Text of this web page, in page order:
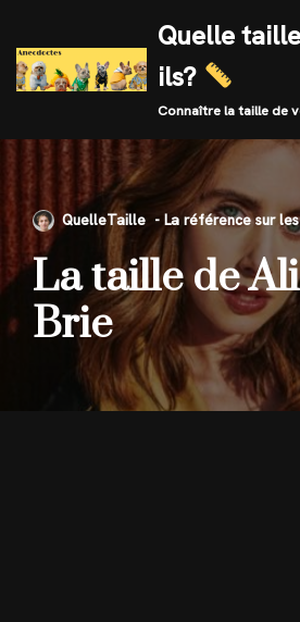
Skip
to
Quelle
ils?
Connaître la taille de
QuelleTaille
La taille de
Brie